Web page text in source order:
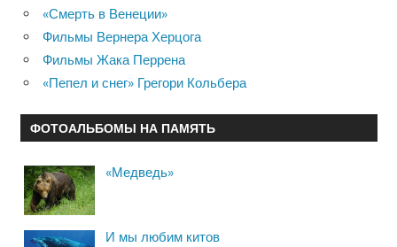
«Смерть в Венеции»
Фильмы Вернера Херцога
Фильмы Жака Перрена
«Пепел и снег» Грегори Кольбера
ФОТОАЛЬБОМЫ НА ПАМЯТЬ
«Медведь»
И мы любим китов